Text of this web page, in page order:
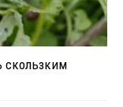
скользким